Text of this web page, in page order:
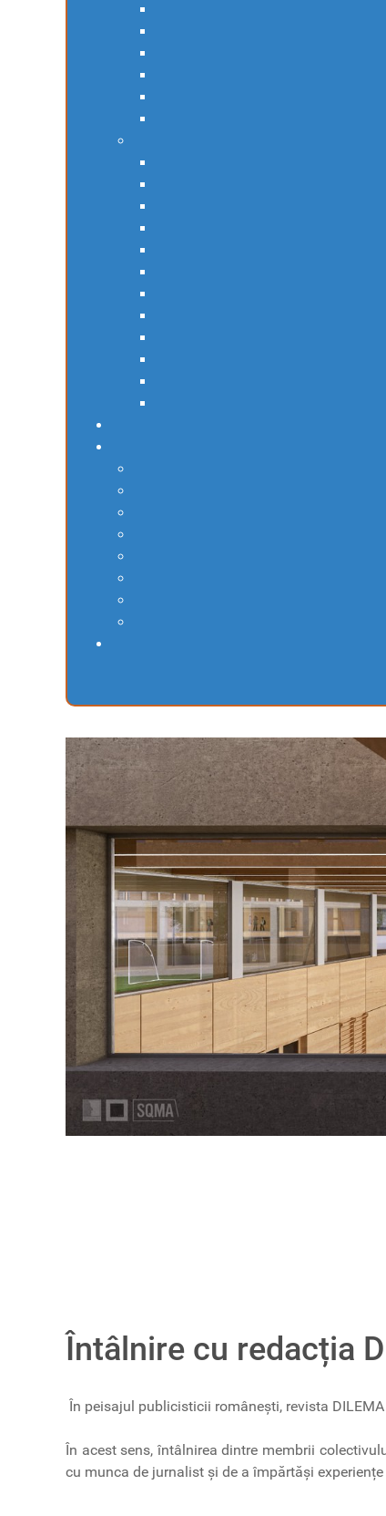
Întâlnire cu redacția
În peisajul publicisticii românești, revista
În acest sens, întâlnirea dintre membrii
cu munca de jurnalist și de a împărtăși